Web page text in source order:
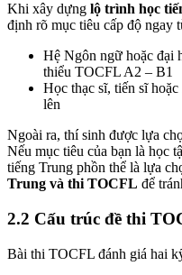
Khi xây dựng lộ trình học
định rõ mục tiêu cấp độ ngay
Hệ Ngôn ngữ hoặc đại
thiểu TOCFL A2 – B1
Học thạc sĩ, tiến sĩ
lên
Ngoài ra, thí sinh được lựa
Nếu mục tiêu của bạn là học
tiếng Trung phồn thể là lựa
Trung và thi TOCFL để
2.2 Cấu trúc đề thi
Bài thi TOCFL đánh giá hai